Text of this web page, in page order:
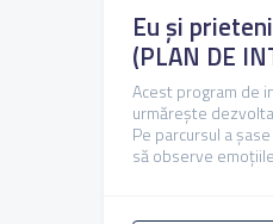
Eu și
(PLAN DE
Acest program de
urmărește
Pe parcursul a
să observe